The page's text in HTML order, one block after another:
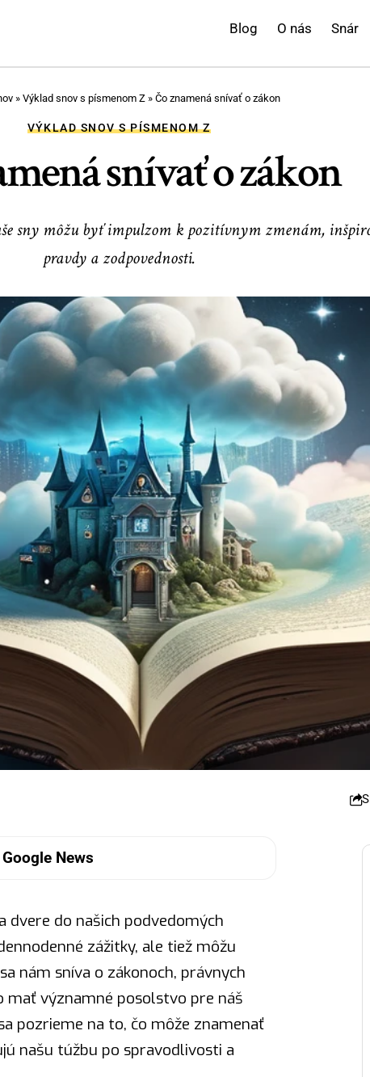
Blog O nás Snár
» Výklad snov s písmenom Z » Čo znamená snívať o zákon
VÝKLAD SNOV S PÍSMENOM Z
snívať o zákon
sny môžu byť impulzom k pozitívnym zmenám,
pravdy a zodpovednosti.
Google News
dvere do našich podvedomých
zážitky, ale tiež môžu
nám sníva o zákonoch, právnych
mať významné posolstvo pre náš
pozrieme na to, čo môže znamenať
našu túžbu po spravodlivosti a